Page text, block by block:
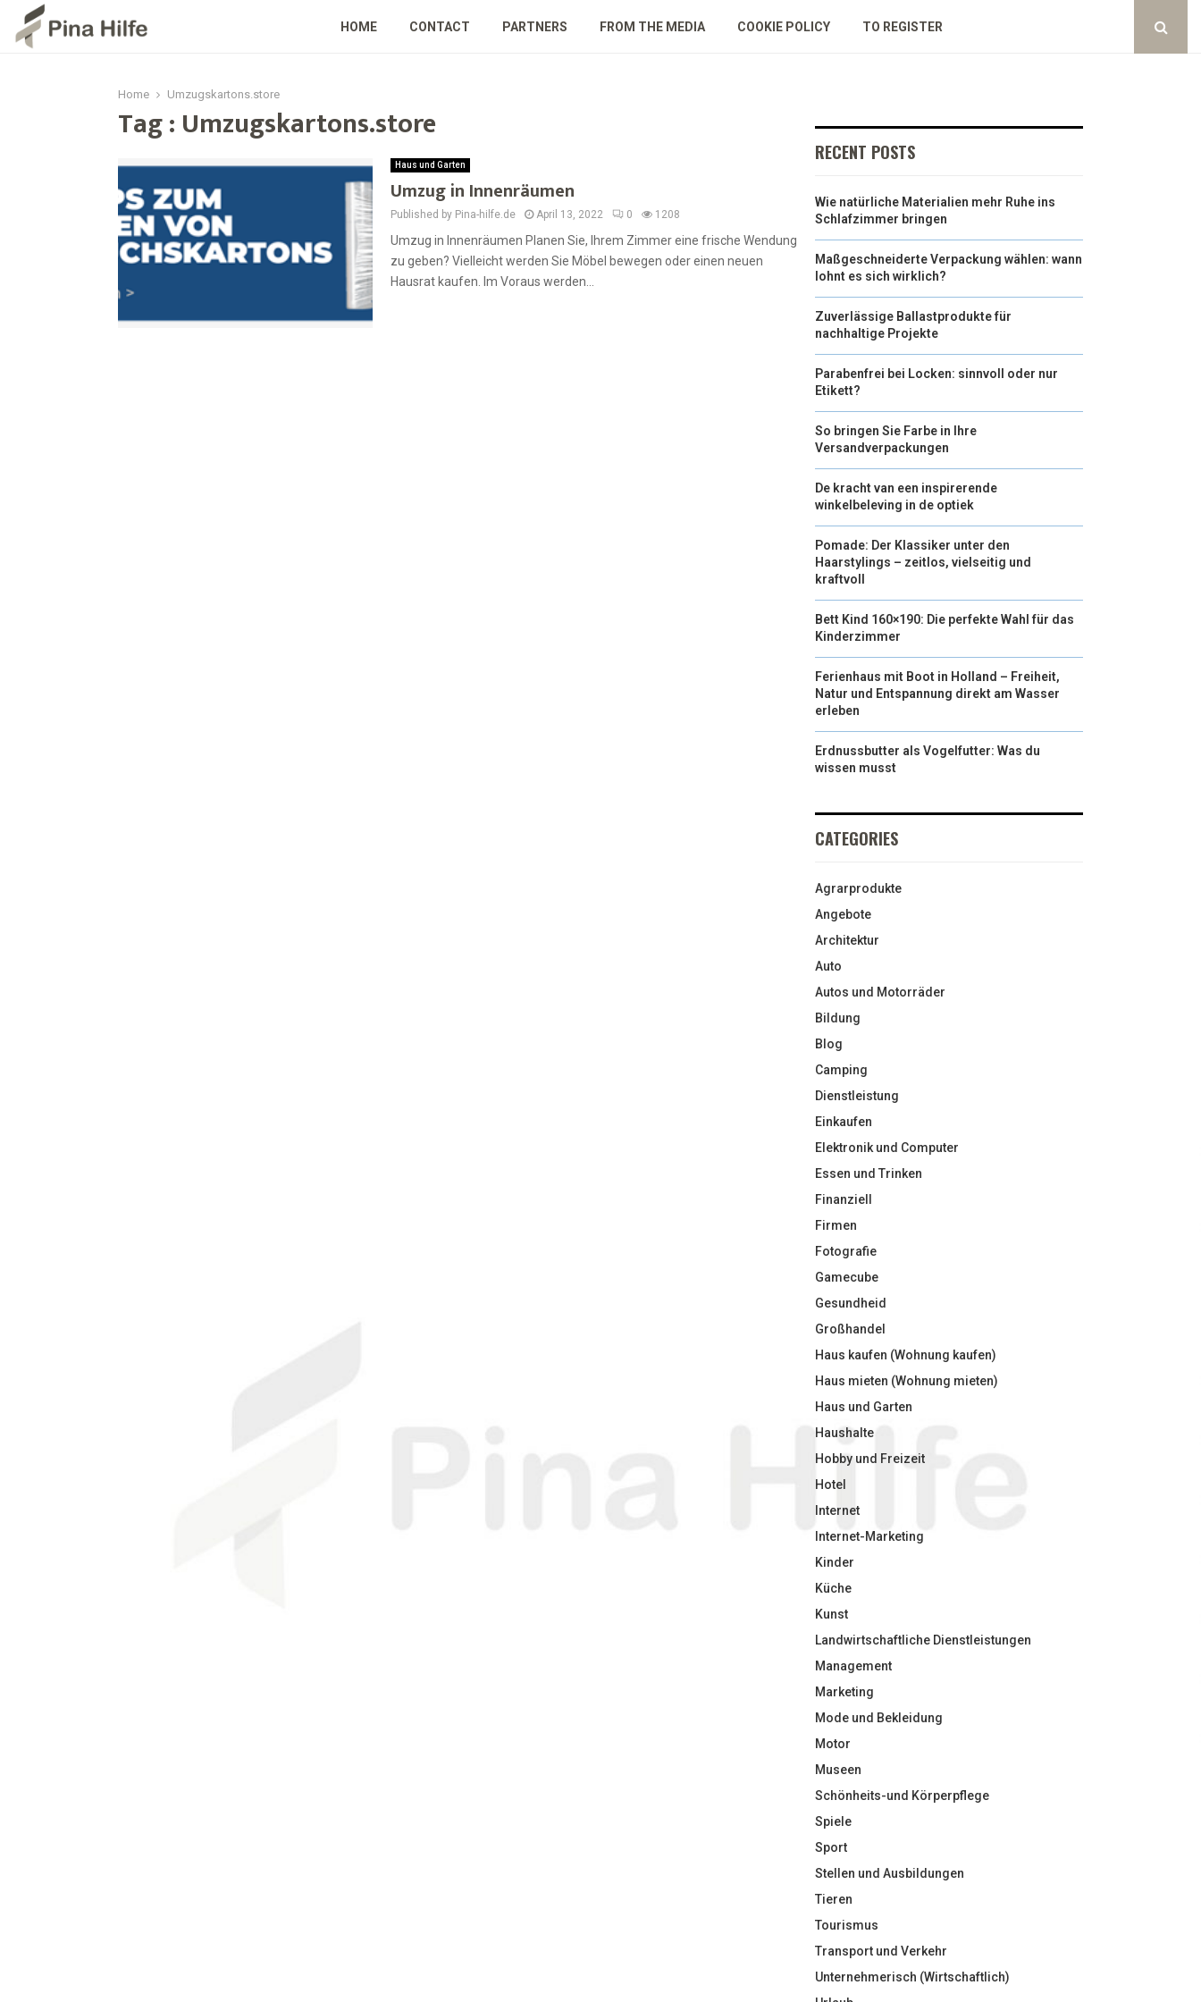
HOME CONTACT PARTNERS FROM THE MEDIA COOKIE POLICY TO REGISTER
Home Umzugskartons.store
Tag : Umzugskartons.store
Haus und Garten
Umzug in Innenräumen
Published by Pina-hilfe.de April 13, 2022 0 1208
Umzug in Innenräumen Planen Sie, Ihrem Zimmer eine frische Wendung
zu geben? Vielleicht werden Sie Möbel bewegen oder einen neuen
Hausrat kaufen. Im Voraus werden...
RECENT POSTS
Wie natürliche Materialien mehr Ruhe ins
Schlafzimmer bringen
Maßgeschneiderte Verpackung wählen: wann
lohnt es sich wirklich?
Zuverlässige Ballastprodukte für
nachhaltige Projekte
Parabenfrei bei Locken: sinnvoll oder nur
Etikett?
So bringen Sie Farbe in Ihre
Versandverpackungen
De kracht van een inspirerende
winkelbeleving in de optiek
Pomade: Der Klassiker unter den
Haarstylings – zeitlos, vielseitig und
kraftvoll
Bett Kind 160×190: Die perfekte Wahl für das
Kinderzimmer
Ferienhaus mit Boot in Holland – Freiheit,
Natur und Entspannung direkt am Wasser
erleben
Erdnussbutter als Vogelfutter: Was du
wissen musst
CATEGORIES
Agrarprodukte
Angebote
Architektur
Auto
Autos und Motorräder
Bildung
Blog
Camping
Dienstleistung
Einkaufen
Elektronik und Computer
Essen und Trinken
Finanziell
Firmen
Fotografie
Gamecube
Gesundheid
Großhandel
Haus kaufen (Wohnung kaufen)
Haus mieten (Wohnung mieten)
Haus und Garten
Haushalte
Hobby und Freizeit
Hotel
Internet
Internet-Marketing
Kinder
Küche
Kunst
Landwirtschaftliche Dienstleistungen
Management
Marketing
Mode und Bekleidung
Motor
Museen
Schönheits-und Körperpflege
Spiele
Sport
Stellen und Ausbildungen
Tieren
Tourismus
Transport und Verkehr
Unternehmerisch (Wirtschaftlich)